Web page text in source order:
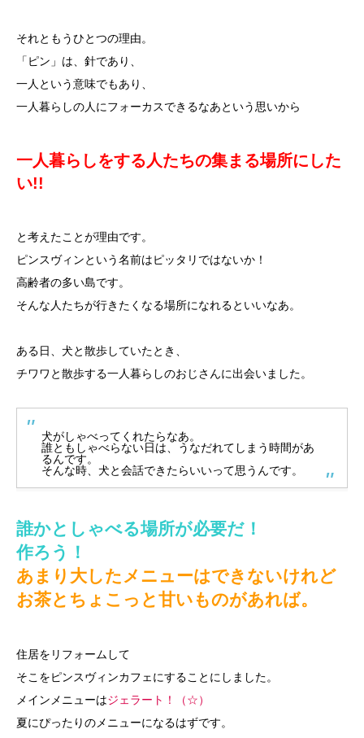
それともうひとつの理由。
「ピン」は、針であり、
一人という意味でもあり、
一人暮らしの人にフォーカスできるなあという思いから
一人暮らしをする人たちの集まる場所にした
い!!
と考えたことが理由です。
ピンスヴィンという名前はピッタリではないか！
高齢者の多い島です。
そんな人たちが行きたくなる場所になれるといいなあ。
ある日、犬と散歩していたとき、
チワワと散歩する一人暮らしのおじさんに出会いました。
犬がしゃべってくれたらなあ。
誰ともしゃべらない日は、うなだれてしまう時間があ
るんです。
そんな時、犬と会話できたらいいって思うんです。
誰かとしゃべる場所が必要だ！
作ろう！
あまり大したメニューはできないけれど
お茶とちょこっと甘いものがあれば。
住居をリフォームして
そこをピンスヴィンカフェにすることにしました。
メインメニューはジェラート！（☆）
夏にぴったりのメニューになるはずです。